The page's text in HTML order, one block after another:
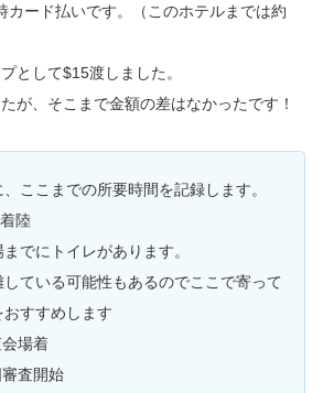
カード払いです。（このホテルまでは約
として$15渡しました。
が、そこまで金額の差はなかったです！
ここまでの所要時間を記録します。
陸
でにトイレがあります。
ている可能性もあるのでここで寄って
おすすめします
場着
査開始